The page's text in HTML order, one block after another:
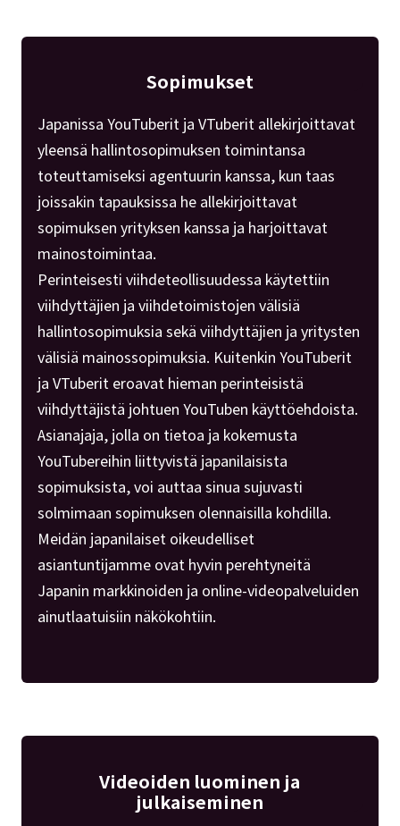
Sopimukset
Japanissa YouTuberit ja VTuberit allekirjoittavat
yleensä hallintosopimuksen toimintansa
toteuttamiseksi agentuurin kanssa, kun taas
joissakin tapauksissa he allekirjoittavat
sopimuksen yrityksen kanssa ja harjoittavat
mainostoimintaa.
Perinteisesti viihdeteollisuudessa käytettiin
viihdyttäjien ja viihdetoimistojen välisiä
hallintosopimuksia sekä viihdyttäjien ja yritysten
välisiä mainossopimuksia. Kuitenkin YouTuberit
ja VTuberit eroavat hieman perinteisistä
viihdyttäjistä johtuen YouTuben käyttöehdoista.
Asianajaja, jolla on tietoa ja kokemusta
YouTubereihin liittyvistä japanilaisista
sopimuksista, voi auttaa sinua sujuvasti
solmimaan sopimuksen olennaisilla kohdilla.
Meidän japanilaiset oikeudelliset
asiantuntijamme ovat hyvin perehtyneitä
Japanin markkinoiden ja online-videopalveluiden
ainutlaatuisiin näkökohtiin.
Videoiden luominen ja
julkaiseminen